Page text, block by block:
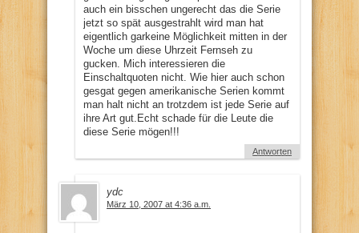
auch ein bisschen ungerecht das die Serie
jetzt so spät ausgestrahlt wird man hat
eigentlich garkeine Möglichkeit mitten in der
Woche um diese Uhrzeit Fernseh zu
gucken. Mich interessieren die
Einschaltquoten nicht. Wie hier auch schon
gesgat gegen amerikanische Serien kommt
man halt nicht an trotzdem ist jede Serie auf
ihre Art gut.Echt schade für die Leute die
diese Serie mögen!!!
Antworten
ydc
März 10, 2007 at 4:36 a.m.